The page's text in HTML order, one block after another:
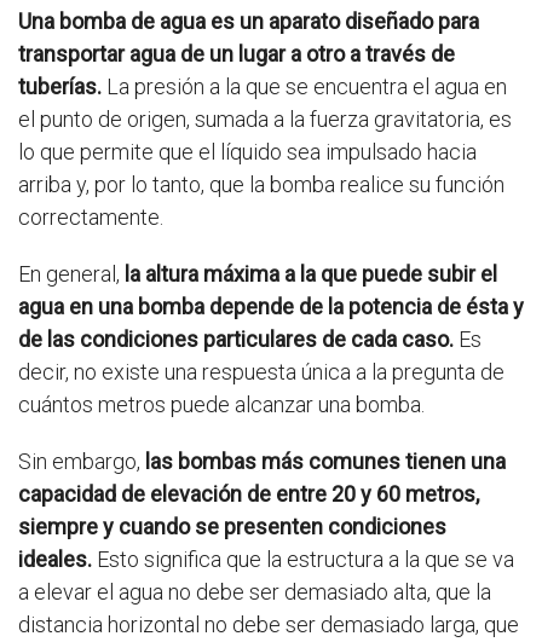
Una bomba de agua es un aparato diseñado para
transportar agua de un lugar a otro a través de
tuberías. La presión a la que se encuentra el agua en
el punto de origen, sumada a la fuerza gravitatoria, es
lo que permite que el líquido sea impulsado hacia
arriba y, por lo tanto, que la bomba realice su función
correctamente.
En general, la altura máxima a la que puede subir el
agua en una bomba depende de la potencia de ésta y
de las condiciones particulares de cada caso. Es
decir, no existe una respuesta única a la pregunta de
cuántos metros puede alcanzar una bomba.
Sin embargo, las bombas más comunes tienen una
capacidad de elevación de entre 20 y 60 metros,
siempre y cuando se presenten condiciones
ideales. Esto significa que la estructura a la que se va
a elevar el agua no debe ser demasiado alta, que la
distancia horizontal no debe ser demasiado larga, que